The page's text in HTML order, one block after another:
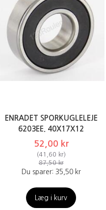
ENRADET SPORKUGLELEJE
6203EE. 40X17X12
52,00 kr
(41,60 kr)
87,50 kr
Du sparer: 35,50 kr
Læg i kurv